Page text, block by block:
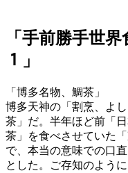
「手前勝手世
１」
「博多名物、鯛茶」
博多天神の「割烹、よ
茶」だ。半年ほど前「
茶」を食べさせていた
で、本当の意味での口
とした。ご存知のよう